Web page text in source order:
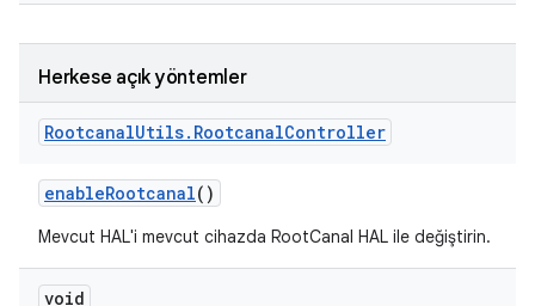
Herkese açık yöntemler
RootcanalUtils. RootcanalController
enableRootcanal()
Mevcut HAL'i mevcut cihazda RootCanal HAL ile değiştirin.
void